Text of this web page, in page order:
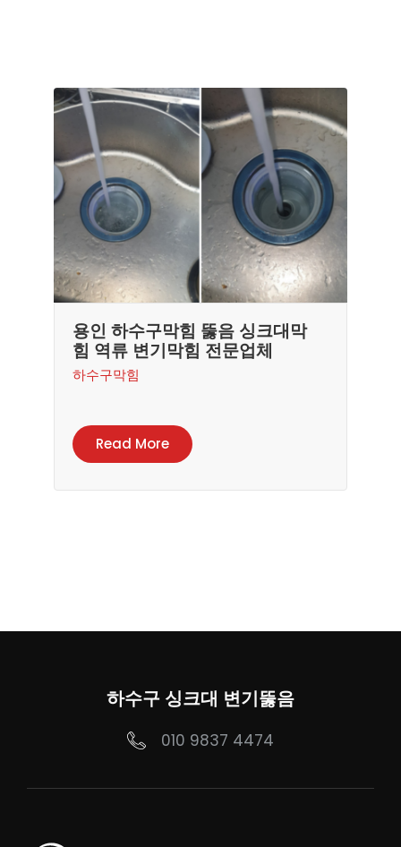
용인 하수구막힘 뚫음 싱크대막
힘 역류 변기막힘 전문업체
하수구막힘
Read More
하수구 싱크대 변기뚫음
010 9837 4474